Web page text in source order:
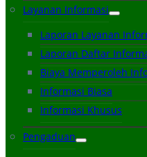
Layanan Informasi
Laporan Layanan
Laporan Daftar
Biaya Memperoleh
Informasi Biasa
Informasi Khusus
Pengaduan